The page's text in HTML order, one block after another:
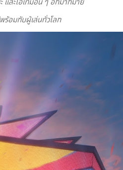
ร้อมกับผู้เล่นทั่วโลก